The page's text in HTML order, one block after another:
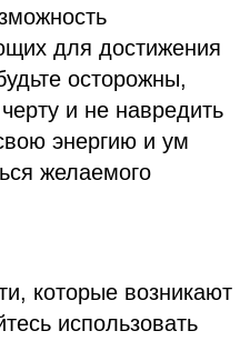
для достижения
осторожны,
и не навредить
энергию и ум
желаемого
которые возникают
использовать